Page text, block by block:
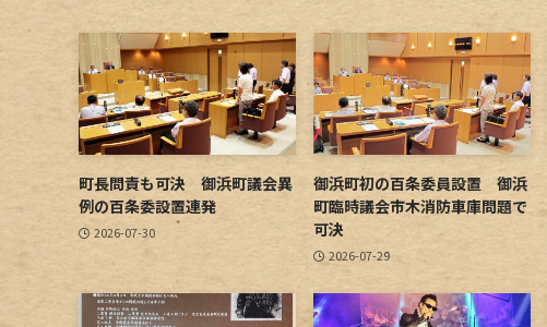
町長問責も可決 御浜町議会異
例の百条委設置連発
2026-07-30
御浜町初の百条委員設置 御浜
町臨時議会市木消防車庫問題で
可決
2026-07-29